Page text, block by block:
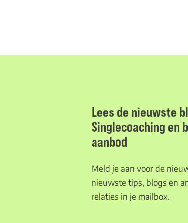
Lees de nieuwste
Singlecoaching en
aanbod
Meld je aan voor de
nieuwste tips, blogs en
relaties in je mailbox.